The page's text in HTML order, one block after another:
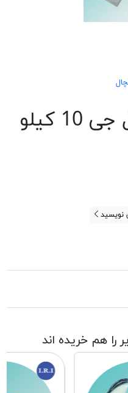
سنسور يخچالی ال جی 10 كيلو
نویسید
را هم خریده اند